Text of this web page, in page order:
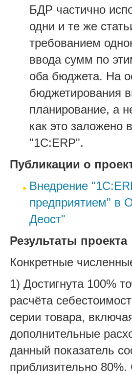
БДР частично
одни и те же
требованием
ввода сумм по
оба бюджета. На
бюджетирования
планирование, а
как это заложено
"1С:ERP".
Публикации о
Внедрение
предприятием"
Деост"
Результаты проекта
Конкретные
1) Достигнута 100%
расчёта
серии товара,
дополнительные
данный показатель
приблизительно 80%.